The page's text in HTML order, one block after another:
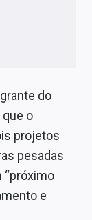
do
o
projetos
pesadas
“próximo
e